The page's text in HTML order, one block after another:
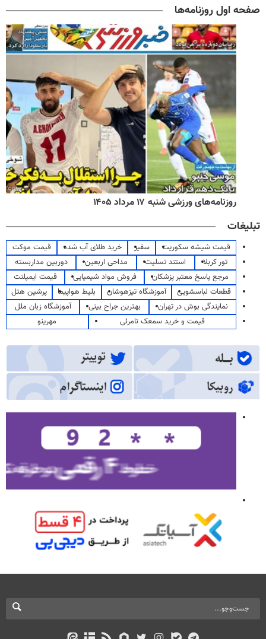
صفحه اول روزنامه‌ها
روزنامه‌های ورزشی شنبه ۱۷ مرداد ۱۴۰۵
تبلیغات
قیمت شیشه سکوریت سفیر خرید طلای آب شده
قیمت موکت
تور کربلا
استند تسلیت مداحی اربعین
دوربین مداربسته
مرجع پاسخ معتبر پزشکان
فروش مواد شیمیایی
قیمت ایمپلنت
قطعات لباسشویی
آموزشگاه تیزهوشان بلیط هواپیما
پرشین هتل
نمایندگی بوش در تهران
بهترین جراح بینی
آموزشگاه زبان ملل
قیمت و خرید سمعک نامرئی
مهرینو